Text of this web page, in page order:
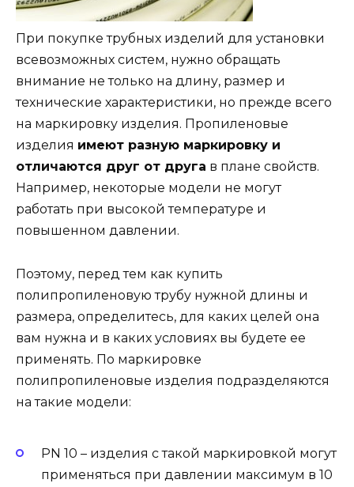
При покупке трубных изделий для установки
всевозможных систем, нужно обращать
внимание не только на длину, размер и
технические характеристики, но прежде всего
на маркировку изделия. Пропиленовые
изделия имеют разную маркировку и
отличаются друг от друга в плане свойств.
Например, некоторые модели не могут
работать при высокой температуре и
повышенном давлении.
Поэтому, перед тем как купить
полипропиленовую трубу нужной длины и
размера, определитесь, для каких целей она
вам нужна и в каких условиях вы будете ее
применять. По маркировке
полипропиленовые изделия подразделяются
на такие модели:
PN 10 – изделия с такой маркировкой могут
применяться при давлении максимум в 10